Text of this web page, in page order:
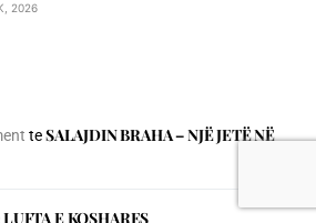
2026
teSALAJDIN BRAHA – NJЁ JETЁ NЁ
LUFTA E KOSHARES